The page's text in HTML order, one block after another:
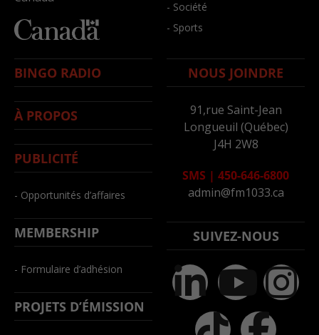
- Société
- Sports
BINGO RADIO
À PROPOS
PUBLICITÉ
- Opportunités d’affaires
MEMBERSHIP
- Formulaire d’adhésion
PROJETS D’ÉMISSION
NOUS JOINDRE
91,rue Saint-Jean
Longueuil (Québec)
J4H 2W8
SMS | 450-646-6800
admin@fm1033.ca
SUIVEZ-NOUS